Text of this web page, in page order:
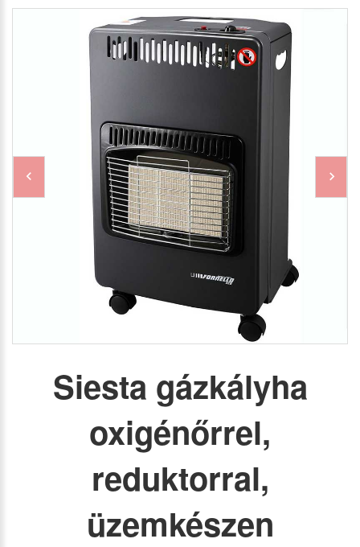
Siesta gázkályha
oxigénőrrel,
reduktorral,
üzemkészen